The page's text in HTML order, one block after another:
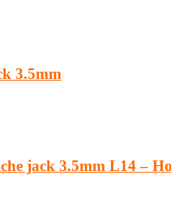
3.5mm
jack 3.5mm L14 –